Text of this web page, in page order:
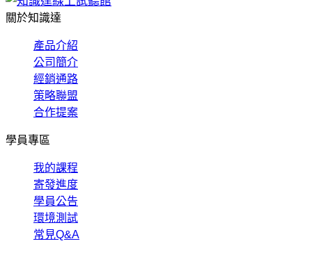
關於知識達
產品介紹
公司簡介
經銷通路
策略聯盟
合作提案
學員專區
我的課程
寄發進度
學員公告
環境測試
常見Q&A